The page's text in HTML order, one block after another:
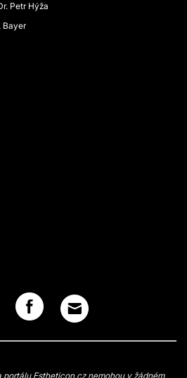
Petr Hýža
Bayer
Estheticon.cz nemohou v žádném